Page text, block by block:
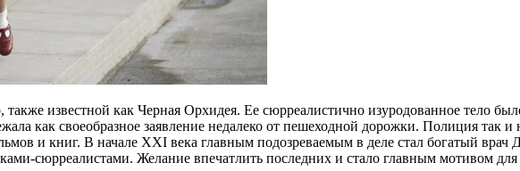
известной как Черная Орхидея. Ее сюрреалистично изуродованное тело
как своеобразное заявление недалеко от пешеходной дорожки. Полиция так
и книг. В начале ХХI века главным подозреваемым в деле стал богатый
сюрреалистами. Желание впечатлить последних и стало главным мотивом